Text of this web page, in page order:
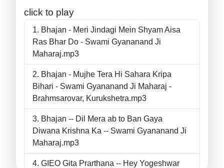
click to play
Bhajan - Meri Jindagi Mein Shyam Aisa
Ras Bhar Do - Swami Gyananand Ji
Maharaj.mp3
Bhajan - Mujhe Tera Hi Sahara Kripa
Bihari - Swami Gyananand Ji Maharaj -
Brahmsarovar, Kurukshetra.mp3
Bhajan -- Dil Mera ab to Ban Gaya
Diwana Krishna Ka -- Swami Gyananand Ji
Maharaj.mp3
GIEO Gita Prarthana -- Hey Yogeshwar